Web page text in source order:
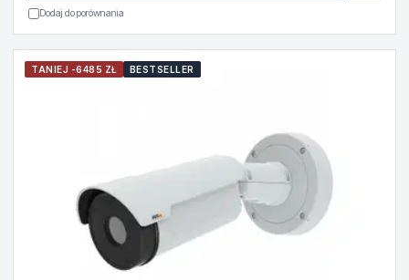
Dodaj do porównania
TANIEJ -6485 ZŁ BESTSELLER